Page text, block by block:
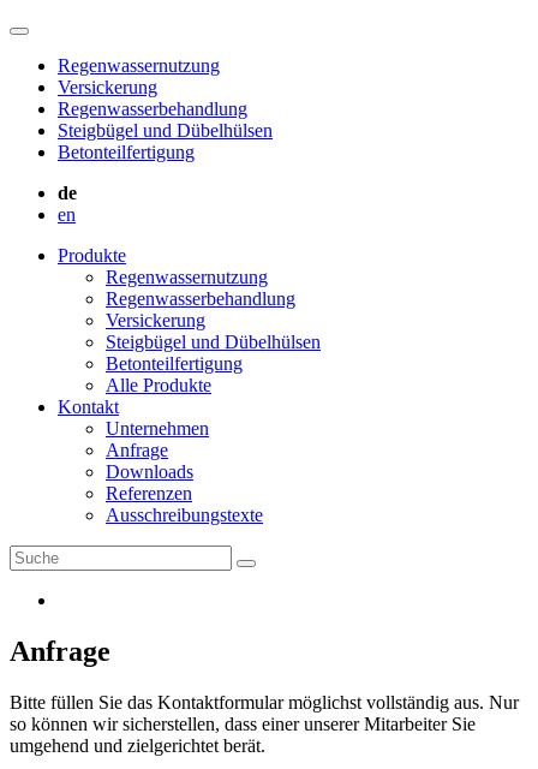
Regenwassernutzung
Versickerung
Regenwasserbehandlung
Steigbügel und Dübelhülsen
Betonteilfertigung
de
en
Produkte
Regenwassernutzung
Regenwasserbehandlung
Versickerung
Steigbügel und Dübelhülsen
Betonteilfertigung
Alle Produkte
Kontakt
Unternehmen
Anfrage
Downloads
Referenzen
Ausschreibungstexte
Anfrage
Bitte füllen Sie das Kontaktformular möglichst vollständig aus. Nur
so können wir sicherstellen, dass einer unserer Mitarbeiter Sie
umgehend und zielgerichtet berät.